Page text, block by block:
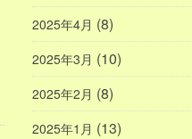
2025年4月 (8)
2025年3月 (10)
2025年2月 (8)
2025年1月 (13)